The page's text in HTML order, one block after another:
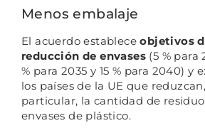
Menos embalaje
El acuerdo estableceobjetivos
reducción de envases (5 % para
% para 2035 y 15 % para 2040) y
los países de la UE que
particular, la cantidad de
envases de plástico.